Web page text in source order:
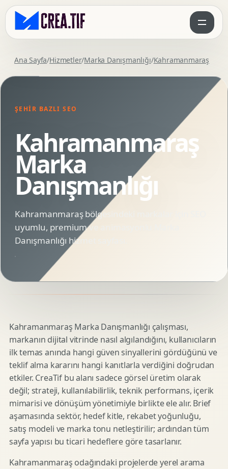
Ana Sayfa/Hizmetler/Marka Danışmanlığı/Kahramanmaraş
ŞEHIR BAZLI SEO
Kahramanmaraş
Marka
Danışmanlığı
Kahramanmaraş bölgesindeki markalar için SEO
uyumlu, premium ve animasyonlu Marka
Danışmanlığı hizmet sayfası.
Kahramanmaraş Marka Danışmanlığı çalışması,
markanın dijital vitrinde nasıl algılandığını, kullanıcıların
ilk temas anında hangi güven sinyallerini gördüğünü ve
teklif alma kararını hangi kanıtlarla verdiğini doğrudan
etkiler. CreaTif bu alanı sadece görsel üretim olarak
değil; strateji, kullanılabilirlik, teknik performans, içerik
mimarisi ve dönüşüm yönetimiyle birlikte ele alır. Brief
aşamasında sektör, hedef kitle, rekabet yoğunluğu,
satış modeli ve marka tonu netleştirilir; ardından tüm
sayfa yapısı bu ticari hedeflere göre tasarlanır.
Kahramanmaraş odağındaki projelerde yerel arama